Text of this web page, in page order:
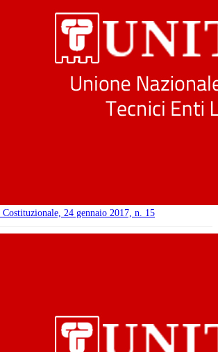
Costituzionale, 24 gennaio 2017, n. 15